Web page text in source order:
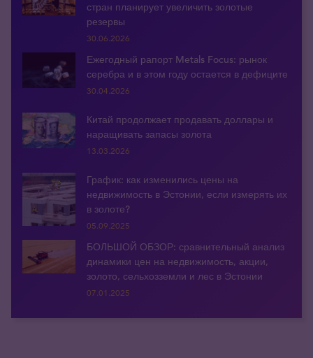
стран планирует увеличить золотые
резервы
30.06.2026
Ежегодный рапорт Metals Focus: рынок
серебра и в этом году остается в дефиците
30.04.2026
Китай продолжает продавать доллары и
наращивать запасы золота
13.03.2026
График: как изменились цены на
недвижимость в Эстонии, если измерять их
в золоте?
05.09.2025
БОЛЬШОЙ ОБЗОР: сравнительный анализ
динамики цен на недвижимость, акции,
золото, сельхозземли и лес в Эстонии
07.01.2025